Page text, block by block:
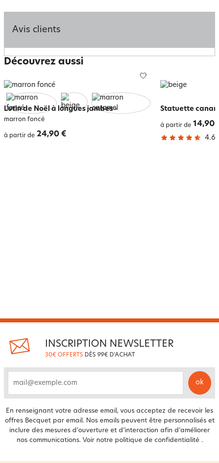
Avis clients
Découvrez aussi
Lutin de Noël à longues jambes-
marron foncé
à partir de 24,90 €
Statuette
à partir de 14,90
4.6
INSCRIPTION NEWSLETTER
30€ OFFERTS DÈS 99€ D'ACHAT
email
ok
En renseignant votre adresse email, vous acceptez de recevoir les
offres Becquet par email. Nos emails peuvent être personnalisés et
inclure des mesures d’ouverture et d’interaction afin d’améliorer
nos communications. Voir notre politique de confidentialité .